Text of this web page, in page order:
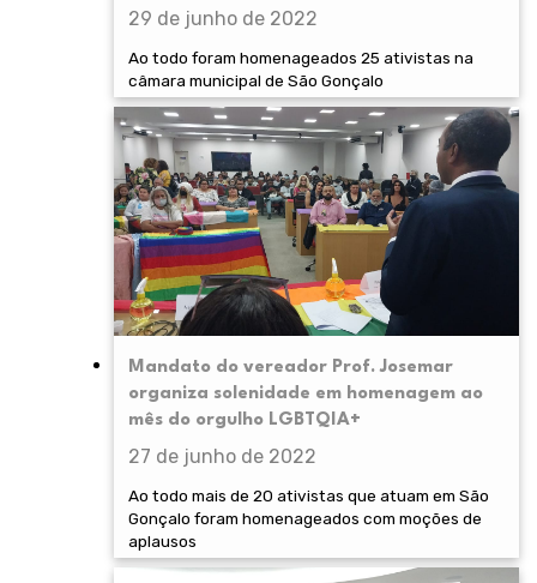
29 de junho de 2022
Ao todo foram homenageados 25 ativistas na
câmara municipal de São Gonçalo
Mandato do vereador Prof. Josemar
organiza solenidade em homenagem ao
mês do orgulho LGBTQIA+
27 de junho de 2022
Ao todo mais de 20 ativistas que atuam em São
Gonçalo foram homenageados com moções de
aplausos